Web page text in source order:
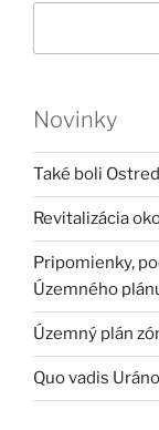
Novinky
Také boli
Revitalizácia
Pripomienky,
Územného
Územný plán
Quo vadis